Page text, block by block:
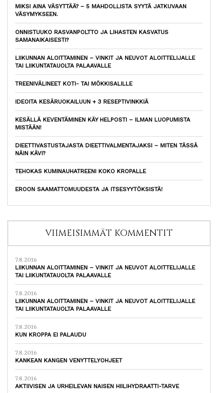
MIKSI AINA VÄSYTTÄÄ? – 5 MAHDOLLISTA SYYTÄ JATKUVAAN
VÄSYMYKSEEN.
ONNISTUUKO RASVANPOLTTO JA LIHASTEN KASVATUS
SAMANAIKAISESTI?
LIIKUNNAN ALOITTAMINEN – VINKIT JA NEUVOT ALOITTELIJALLE
TAI LIIKUNTATAUOLTA PALAAVALLE
TREENIVÄLINEET KOTI- TAI MÖKKISALILLE
IDEOITA KESÄRUOKAILUUN + 3 RESEPTIVINKKIÄ
KESÄLLÄ KEVENTÄMINEN KÄY HELPOSTI – ILMAN LUOPUMISTA
MISTÄÄN!
DIEETTIVASTUSTAJASTA DIEETTIVALMENTAJAKSI – MITEN TÄSSÄ
NÄIN KÄVI?
TEHOKAS KUMINAUHATREENI KOKO KROPALLE
EROON SAAMATTOMUUDESTA JA ITSESYYTÖKSISTÄ!
VIIMEISIMMÄT KOMMENTIT
7.8.2016
LIIKUNNAN ALOITTAMINEN – VINKIT JA NEUVOT ALOITTELIJALLE
TAI LIIKUNTATAUOLTA PALAAVALLE
7.8.2016
LIIKUNNAN ALOITTAMINEN – VINKIT JA NEUVOT ALOITTELIJALLE
TAI LIIKUNTATAUOLTA PALAAVALLE
7.8.2016
KUN KROPPA EI PALAUDU
7.8.2016
KANKEAN KANGEN VENYTTELYOHJEET
7.8.2016
AKTIIVISEN JA URHEILEVAN NAISEN HIILIHYDRAATTI-TARVE